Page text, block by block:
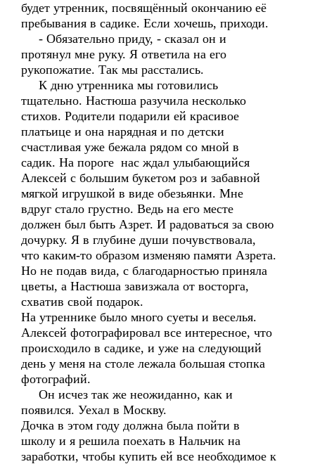
будет утренник, посвящённый окончанию её
пребывания в садике. Если хочешь, приходи.
- Обязательно приду, - сказал он и
протянул мне руку. Я ответила на его
рукопожатие. Так мы расстались.
К дню утренника мы готовились
тщательно. Настюша разучила несколько
стихов. Родители подарили ей красивое
платьице и она нарядная и по детски
счастливая уже бежала рядом со мной в
садик. На пороге нас ждал улыбающийся
Алексей с большим букетом роз и забавной
мягкой игрушкой в виде обезьянки. Мне
вдруг стало грустно. Ведь на его месте
должен был быть Азрет. И радоваться за свою
дочурку. Я в глубине души почувствовала,
что каким-то образом изменяю памяти Азрета.
Но не подав вида, с благодарностью приняла
цветы, а Настюша завизжала от восторга,
схватив свой подарок.
На утреннике было много суеты и веселья.
Алексей фотографировал все интересное, что
происходило в садике, и уже на следующий
день у меня на столе лежала большая стопка
фотографий.
Он исчез так же неожиданно, как и
появился. Уехал в Москву.
Дочка в этом году должна была пойти в
школу и я решила поехать в Нальчик на
заработки, чтобы купить ей все необходимое к